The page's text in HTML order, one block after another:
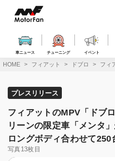
ス
車ニュース チューニング イベント
HOME フィアット ドブロ フィ
プレスリリース
フィアットのMPV「ドブ
リーンの限定車「メンタ
ロングボディ合わせて250
写真13枚目